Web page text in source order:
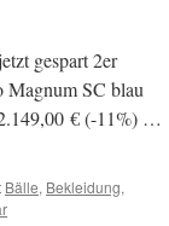
gespart 2er
SC blau
€ (-11%) …
Bälle, Bekleidung,